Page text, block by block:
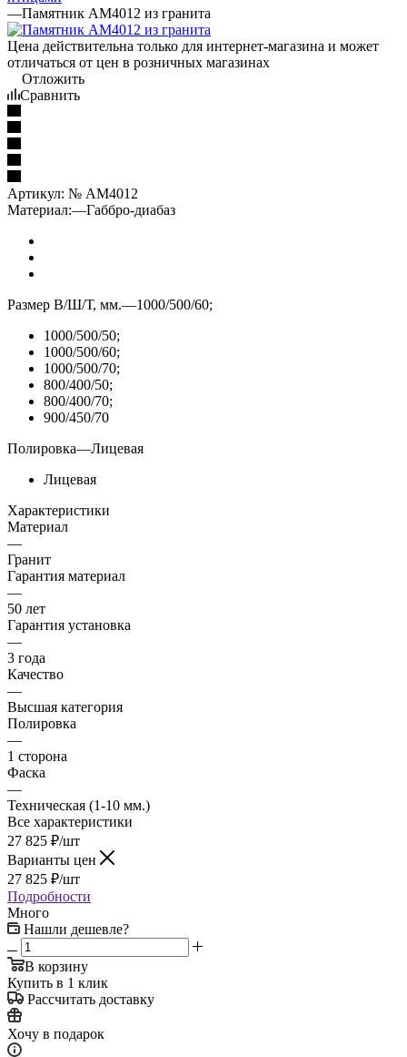
—Памятник AM4012 из гранита
Цена действительна только для интернет-магазина и может
отличаться от цен в розничных магазинах
Отложить
Сравнить
Артикул: № AM4012
Материал:—Габбро-диабаз
Размер В/Ш/Т, мм.—1000/500/60;
1000/500/50;
1000/500/60;
1000/500/70;
800/400/50;
800/400/70;
900/450/70
Полировка—Лицевая
Лицевая
Характеристики
Материал
—
Гранит
Гарантия материал
—
50 лет
Гарантия установка
—
3 года
Качество
—
Высшая категория
Полировка
—
1 сторона
Фаска
—
Техническая (1-10 мм.)
Все характеристики
27 825 ₽/шт
Варианты цен
27 825 ₽/шт
Подробности
Много
Нашли дешевле?
В корзину
Купить в 1 клик
Рассчитать доставку
Хочу в подарок